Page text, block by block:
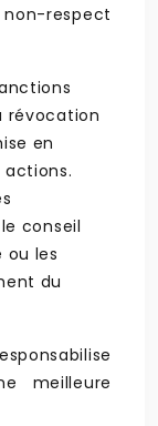
respect
révocation
en
conseil
ou les
du
meilleure